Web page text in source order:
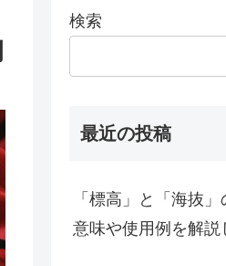
検索
最近の投稿
「標高」と「海抜
意味や使用例を解説